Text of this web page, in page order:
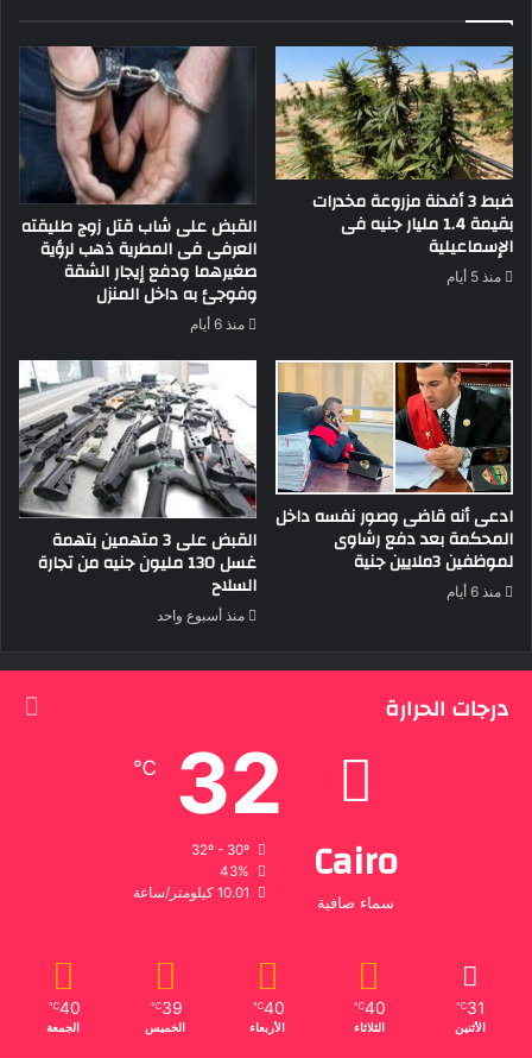
ضبط 3 أفدنة مزروعة مخدرات
بقيمة 1.4 مليار جنيه فى
الإسماعيلية
منذ 5 أيام
القبض على شاب قتل زوج طليقته
العرفى فى المطرية ذهب لرؤية
صغيرهما ودفع إيجار الشقة
وفوجئ به داخل المنزل
منذ 6 أيام
ادعى أنه قاضى وصور نفسه داخل
المحكمة بعد دفع رشاوى
لموظفين 3ملايين جنية
منذ 6 أيام
القبض على 3 متهمين بتهمة
غسل 130 مليون جنيه من تجارة
السلاح
منذ أسبوع واحد
درجات الحرارة
Cairo
سماء صافية
32
℃
32º - 30º
43%
10.01 كيلومتر/ساعة
31
℃
الأثنين
40
℃
الثلاثاء
40
℃
الأربعاء
39
℃
الخميس
40
℃
الجمعة